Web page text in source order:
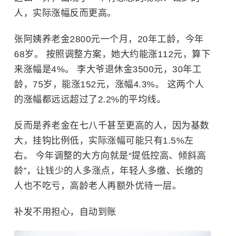
人，实际涨幅反而更高。
张阿姨养老金2800元一个月，20年工龄，今年
68岁。 按照调整方案，她大约能涨112元，算下
来涨幅是4%。 李大爷退休金3500元，30年工
龄，75岁，能涨152元，涨幅4.3%。 这两个人
的涨幅都远远超过了2.2%的平均线。
反而是养老金在七八千甚至更高的人，因为基数
大，挂钩比例低，实际涨幅可能只有1.5%左
右。 今年调整的大方向就是“提低控高、倾斜高
龄”，让钱少的人多涨点，年轻人多缴、长缴的
人也不吃亏，高龄老人再额外优待一层。
补发不用担心，自动到账